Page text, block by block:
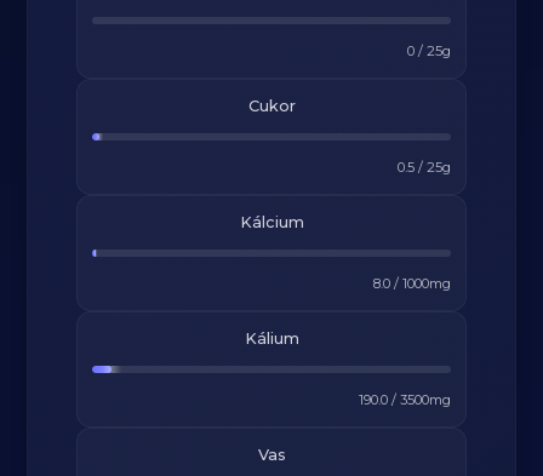
0/ 25g
Cukor
0.5/ 25g
Kálcium
8.0/ 1000mg
Kálium
190.0/ 3500mg
Vas